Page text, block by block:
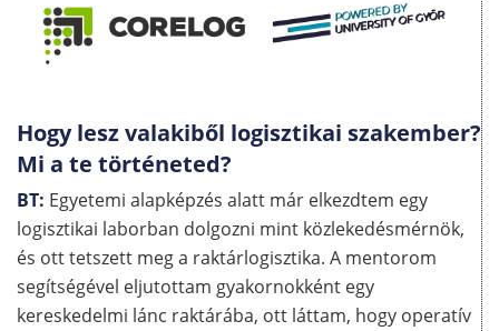
Hogy lesz valakiből logisztikai szakember?
Mi a te történeted?
BT: Egyetemi alapképzés alatt már elkezdtem egy
logisztikai laborban dolgozni mint közlekedésmérnök,
és ott tetszett meg a raktárlogisztika. A mentorom
segítségével eljutottam gyakornokként egy
kereskedelmi lánc raktárába, ott láttam, hogy operatív